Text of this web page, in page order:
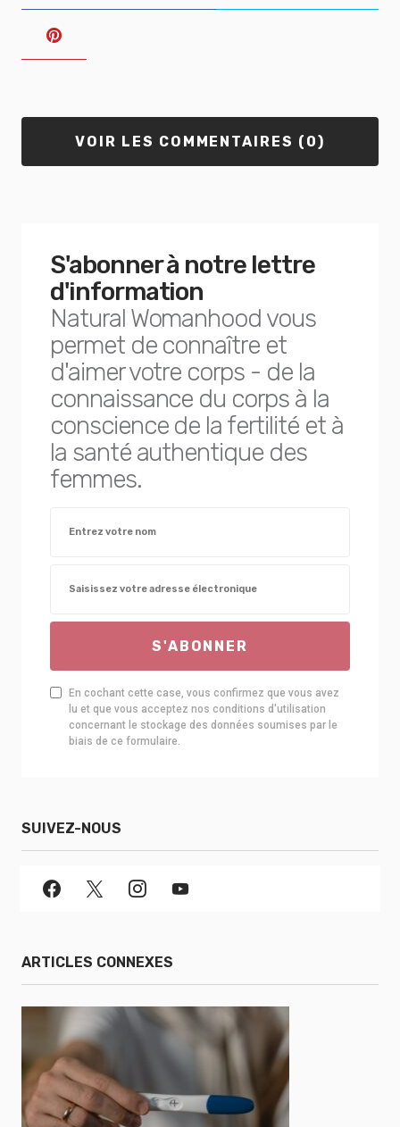
VOIR LES COMMENTAIRES (0)
S'abonner à notre lettre
d'information
Natural Womanhood vous
permet de connaître et
d'aimer votre corps - de la
connaissance du corps à la
conscience de la fertilité et à
la santé authentique des
femmes.
S'ABONNER
En cochant cette case, vous confirmez que vous avez
lu et que vous acceptez nos conditions d'utilisation
concernant le stockage des données soumises par le
biais de ce formulaire.
SUIVEZ-NOUS
ARTICLES CONNEXES